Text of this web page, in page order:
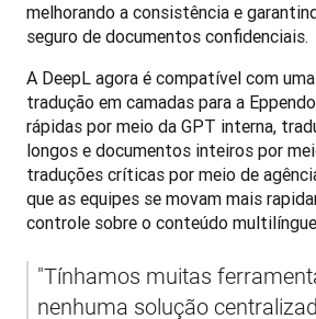
melhorando a consistência e
seguro de documentos confidenciais.
A DeepL agora é compatível com
tradução em camadas para a
rápidas por meio da GPT interna,
longos e documentos inteiros por
traduções críticas por meio de
que as equipes se movam mais
controle sobre o conteúdo
"Tínhamos muitas
nenhuma solução